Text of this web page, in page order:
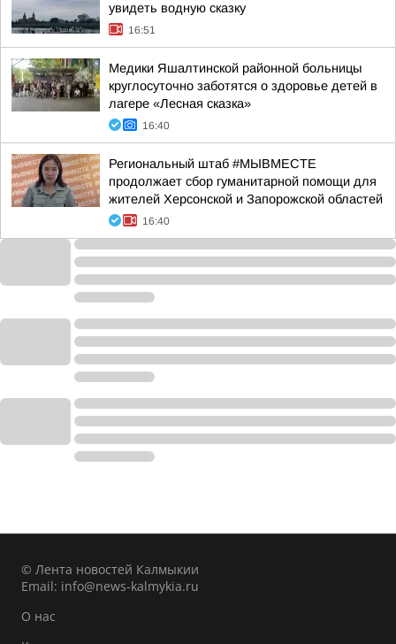
увидеть водную сказку
16:51
Медики Яшалтинской районной больницы
круглосуточно заботятся о здоровье детей в
лагере «Лесная сказка»
16:40
Региональный штаб #МЫВМЕСТЕ
продолжает сбор гуманитарной помощи для
жителей Херсонской и Запорожской областей
16:40
© Лента новостей Калмыкии
Email: info@news-kalmykia.ru
О нас